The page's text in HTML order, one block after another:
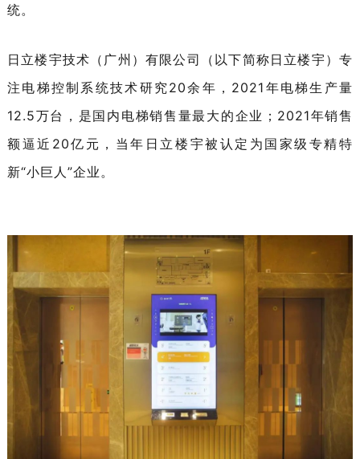
统。
日立楼宇技术（广州）有限公司（以下简称日立楼宇）专
注电梯控制系统技术研究20余年，2021年电梯生产量
12.5万台，是国内电梯销售量最大的企业；2021年销售
额逼近20亿元，当年日立楼宇被认定为国家级专精特
新“小巨人”企业。